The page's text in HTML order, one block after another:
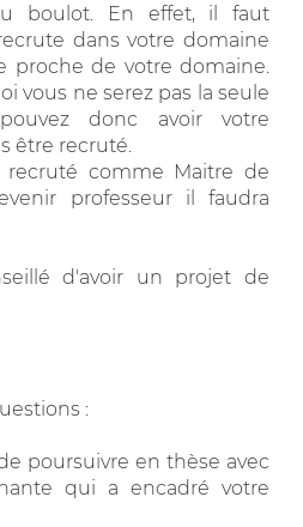
boulot. En effet, il faut
dans votre domaine
proche de votre domaine.
vous ne serez pas la seule
donc avoir votre
être recruté.
recruté comme Maitre de
professeur il faudra
d'avoir un projet de
:
poursuivre en thèse avec
qui a encadré votre